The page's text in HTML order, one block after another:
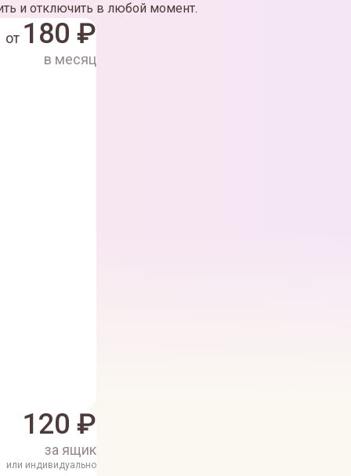
и отключить в любой момент.
от 180 ₽
в месяц
120 ₽
за ящик
или индивидуально